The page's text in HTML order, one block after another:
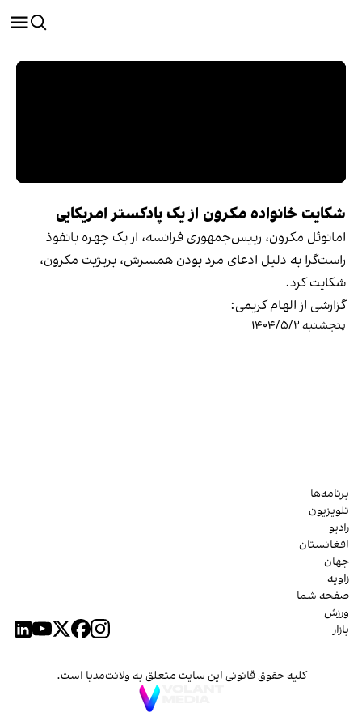
شکایت خانواده مکرون از یک پادکستر امریکایی
امانوئل مکرون، رییس‌جمهوری فرانسه، از یک چهره بانفوذ
راست‌گرا به دلیل ادعای مرد بودن همسرش، بریژیت مکرون،
شکایت کرد.
گزارشی از الهام کریمی:
پنجشنبه ۱۴۰۴/۵/۲
برنامه‌ها
تلویزیون
رادیو
افغانستان
جهان
زاویه
صفحه شما
ورزش
بازار
کلیه حقوق قانونی این سایت متعلق به ولانت‌مدیا است.